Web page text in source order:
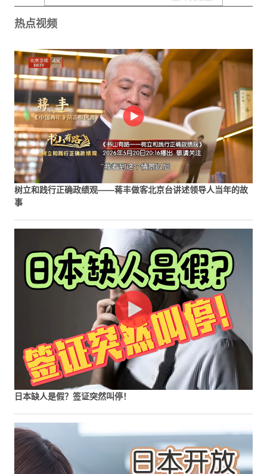
热点视频
树立和践行正确政绩观——蒋丰做客北京台讲述领导人当年的故
事
日本缺人是假？签证突然叫停！